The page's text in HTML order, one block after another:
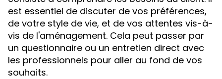
est essentiel de discuter de vos préférences,
de votre style de vie, et de vos attentes vis-à-
vis de l'aménagement. Cela peut passer par
un questionnaire ou un entretien direct avec
les professionnels pour aller au fond de vos
souhaits.